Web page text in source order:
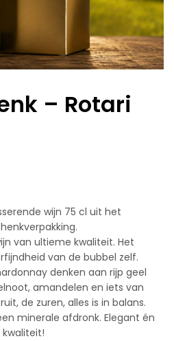
– Rotari
wijn 75 cl uit het
van ultieme kwaliteit. Het
van de bubbel zelf.
denken aan rijp geel
amandelen en iets van
de zuren, alles is in balans.
minerale afdronk. Elegant én